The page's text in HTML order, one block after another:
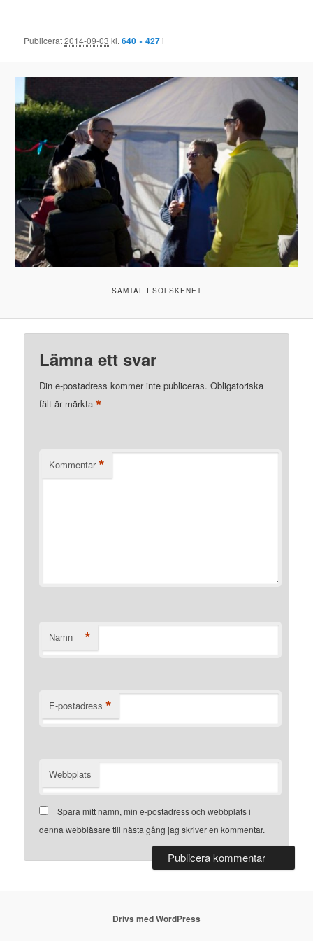
Publicerat2014-09-03 kl.640 × 427i
SAMTAL I SOLSKENET
Lämna ett svar
Din e-postadress kommer inte publiceras. Obligatoriska
fält är märkta*
Kommentar *
Namn *
E-postadress *
Webbplats
Spara mitt namn, min e-postadress och webbplats i
denna webbläsare till nästa gång jag skriver en kommentar.
Drivs med WordPress